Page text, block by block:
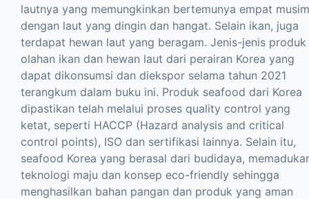
lautnya yang memungkinkan bertemunya empat musim
dengan laut yang dingin dan hangat. Selain ikan, juga
terdapat hewan laut yang beragam. Jenis-jenis produk
olahan ikan dan hewan laut dari perairan Korea yang
dapat dikonsumsi dan diekspor selama tahun 2021
terangkum dalam buku ini. Produk seafood dari Korea
dipastikan telah melalui proses quality control yang
ketat, seperti HACCP (Hazard analysis and critical
control points), ISO dan sertifikasi lainnya. Selain itu,
seafood Korea yang berasal dari budidaya,
teknologi maju dan konsep eco-friendly sehingga
menghasilkan bahan pangan dan produk yang aman